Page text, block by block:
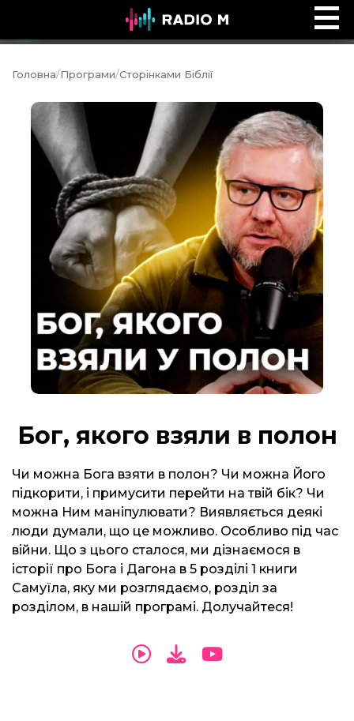
Ефір Radio M
Головна/Програми/Сторінками Біблії
Бог, якого взяли в полон
Чи можна Бога взяти в полон? Чи можна Його
підкорити, і примусити перейти на твій бік? Чи
можна Ним маніпулювати? Виявляється деякі
люди думали, що це можливо. Особливо під час
війни. Що з цього сталося, ми дізнаємося в
історії про Бога і Дагона в 5 розділі 1 книги
Самуїла, яку ми розглядаємо, розділ за
розділом, в нашій програмі. Долучайтеся!